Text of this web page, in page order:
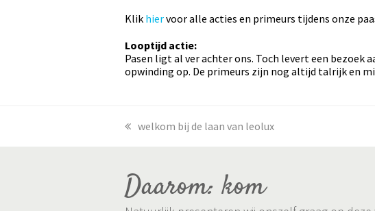
Klik hiervoor alle acties en primeurs tijdens onze
Looptijd actie:
Pasen ligt al ver achter ons. Toch levert een bezoek
opwinding op. De primeurs zijn nog altijd talrijk en
previous
welkom bij de laan van leolux
Daarom: kom